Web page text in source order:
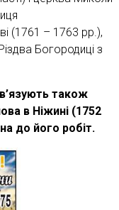
(1761 – 1763 рр.),
Богородиці з
також
в Ніжині (1752
до його робіт.